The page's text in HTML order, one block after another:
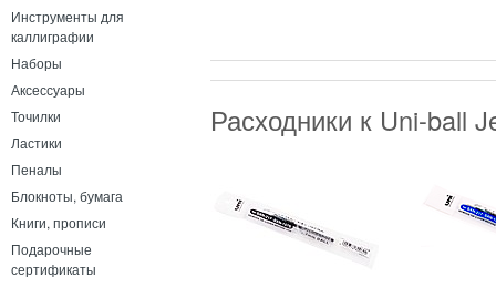
Инструменты для
каллиграфии
Наборы
Аксессуары
Точилки
Ластики
Пеналы
Блокноты, бумага
Книги, прописи
Подарочные
сертификаты
Расходники к Uni-ball